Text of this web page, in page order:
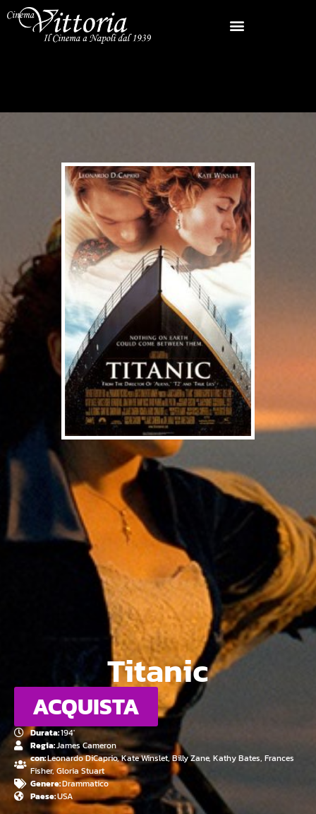
Titanic
Durata:194'
Regia:James Cameron
con:Leonardo DiCaprio, Kate Winslet, Billy Zane, Kathy Bates, Frances
Fisher, Gloria Stuart
Genere:Drammatico
Paese:USA
ACQUISTA